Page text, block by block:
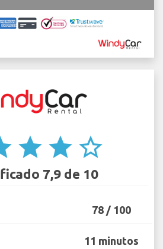
star star star_border
7,9 de 10
78 / 100
11 minutos